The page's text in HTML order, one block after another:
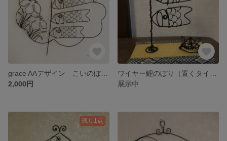
grace AAデザイン こいのぼり（再販）
2,000円
展示中
残り1点